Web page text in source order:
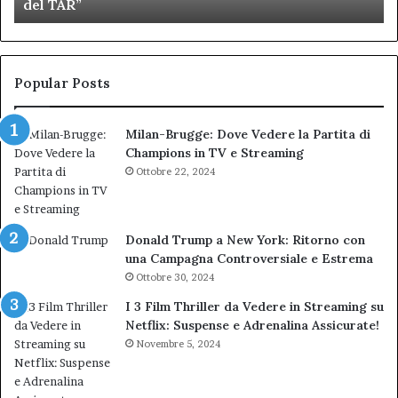
dell’amministrazione
Biondi.
Nuova
bocciatura
del
TAR”
del TAR”
ai
Popular Posts
Milan-Brugge: Dove Vedere la Partita di
Champions in TV e Streaming
Ottobre 22, 2024
Donald Trump a New York: Ritorno con
una Campagna Controversiale e Estrema
Ottobre 30, 2024
I 3 Film Thriller da Vedere in Streaming su
Netflix: Suspense e Adrenalina Assicurate!
Novembre 5, 2024